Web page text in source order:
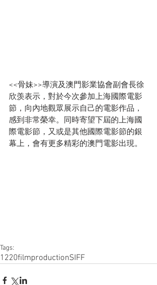
<<骨妹>>導演及澳門影業協會副會長徐
欣羡表示，對於今次參加上海國際電影
節，向內地觀眾展示自己的電影作品，
感到非常榮幸。同時寄望下屆的上海國
際電影節，又或是其他國際電影節的銀
幕上，會有更多精彩的澳門電影出現。
Tags:
1220filmproductionSIFF